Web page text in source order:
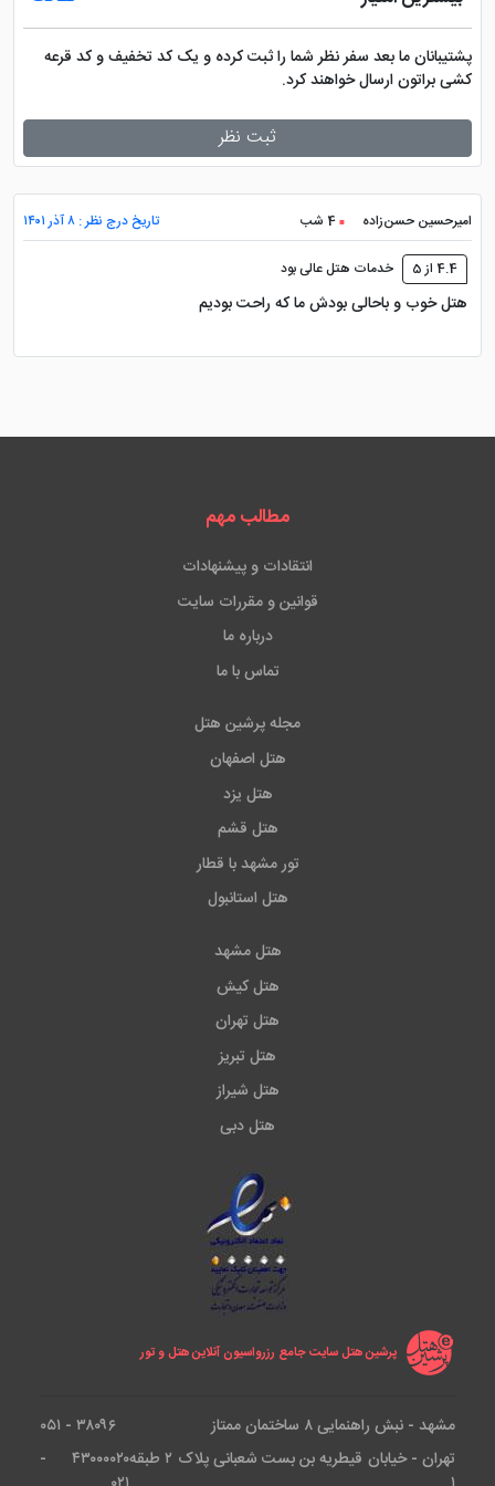
ازمیر خواهیم پرداخت.
موزه آگورا ازمیر : 500 متر
میدان جمهوری : 900 متر
میدان کوناک : 1.2 کیلومتر
برج ساعت ازمیر : 1.2 کیلومتر
موزه آتاتورک : 1.5 کیلومتر
موزه قوم نگاری : 1.6 کیلومتر
اسمیرنای قدیمی : 5 کیلومتر
فرودگاه عدنان مندرس ازمیر : 15 کیلومتر
پشتیبانان ما بعد سفر نظر شما را ثبت کرده و یک کد تخفیف و کد قرعه
کشی براتون ارسال خواهند کرد.
ثبت نظر
امیرحسین حسن‌زاده 4 شب تاریخ درج نظر : ۸ آذر ۱۴۰۱
4.4 از 5 خدمات هتل عالی بود
هتل خوب و باحالی بودش ما که راحت بودیم
مطالب مهم
انتقادات و پیشنهادات
قوانین و مقررات سایت
درباره ما
تماس با ما
مجله پرشین هتل
هتل اصفهان
هتل یزد
هتل قشم
تور مشهد با قطار
هتل استانبول
هتل مشهد
هتل کیش
هتل تهران
هتل تبریز
هتل شیراز
هتل دبی
پرشین هتل سایت جامع رزرواسیون آنلاین هتل و تور
مشهد - نبش راهنمایی ۸ ساختمان ممتاز
۳۸۰۹۶ - ۰۵۱
تهران - خیابان قیطریه بن بست شعبانی پلاک ۲ طبقه
۴۳۰۰۰۰۲۰ -